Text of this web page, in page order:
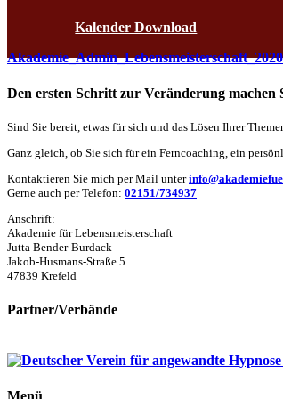
Kalender Download
Akademie_Admin_Lebensmeisterschaft_2020
Den ersten Schritt zur Veränderung machen
Sind Sie bereit, etwas für sich und das Lösen Ihrer
Ganz gleich, ob Sie sich für ein Ferncoaching, ein
Kontaktieren Sie mich per Mail unter
Gerne auch per Telefon: 02151/734937
Anschrift:
Akademie für Lebensmeisterschaft
Jutta Bender-Burdack
Jakob-Husmans-Straße 5
47839 Krefeld
Partner/Verbände
Menü